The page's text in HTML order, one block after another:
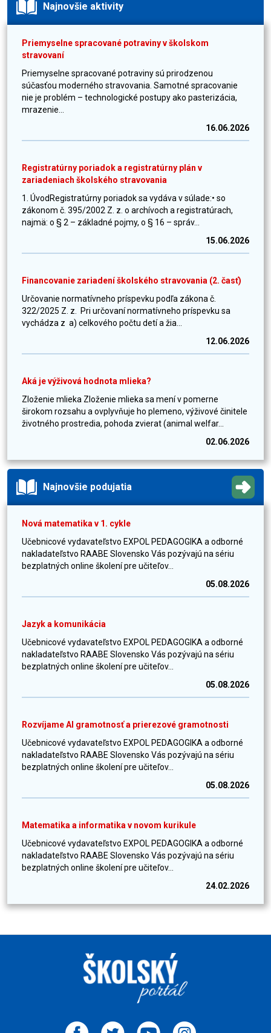
Najnovšie aktivity
Priemyselne spracované potraviny v školskom
stravovaní
Priemyselne spracované potraviny sú prirodzenou
súčasťou moderného stravovania. Samotné spracovanie
nie je problém – technologické postupy ako pasterizácia,
mrazenie...
16.06.2026
Registratúrny poriadok a registratúrny plán v
zariadeniach školského stravovania
1. ÚvodRegistratúrny poriadok sa vydáva v súlade:• so
zákonom č. 395/2002 Z. z. o archívoch a registratúrach,
najmä: o § 2 – základné pojmy, o § 16 – správ...
15.06.2026
Financovanie zariadení školského stravovania (2. časť)
Určovanie normatívneho príspevku podľa zákona č.
322/2025 Z. z. Pri určovaní normatívneho príspevku sa
vychádza z a) celkového počtu detí a žia...
12.06.2026
Aká je výživová hodnota mlieka?
Zloženie mlieka Zloženie mlieka sa mení v pomerne
širokom rozsahu a ovplyvňuje ho plemeno, výživové činitele
životného prostredia, pohoda zvierat (animal welfar...
02.06.2026
Najnovšie podujatia
Nová matematika v 1. cykle
Učebnicové vydavateľstvo EXPOL PEDAGOGIKA a odborné
nakladateľstvo RAABE Slovensko Vás pozývajú na sériu
bezplatných online školení pre učiteľov...
05.08.2026
Jazyk a komunikácia
Učebnicové vydavateľstvo EXPOL PEDAGOGIKA a odborné
nakladateľstvo RAABE Slovensko Vás pozývajú na sériu
bezplatných online školení pre učiteľov...
05.08.2026
Rozvíjame AI gramotnosť a prierezové gramotnosti
Učebnicové vydavateľstvo EXPOL PEDAGOGIKA a odborné
nakladateľstvo RAABE Slovensko Vás pozývajú na sériu
bezplatných online školení pre učiteľov...
05.08.2026
Matematika a informatika v novom kurikule
Učebnicové vydavateľstvo EXPOL PEDAGOGIKA a odborné
nakladateľstvo RAABE Slovensko Vás pozývajú na sériu
bezplatných online školení pre učiteľov...
24.02.2026